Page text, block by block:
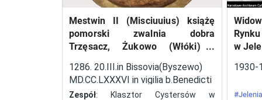
techniczny konstrukcji
startujących w zawodach
samolotów. Ponadto
przeprowadzano próby
zużycia paliwa, szybkiego
uruchomienia silnika,
Mestwin II (Misciuuius) książę
pomorski zwalnia dobra
Trzęsacz, Żukowo (Włóki) i
Dobrcz w kasztelanii
wyszogrodzkiej, należące do
klasztoru cystersów w
1286. 20.III.in Bissovia(Byszewo)
MD.CC.LXXXVI in vigilia b.Benedicti
abbatos.
Zespół: Klasztor Cystersów w
w
1930-